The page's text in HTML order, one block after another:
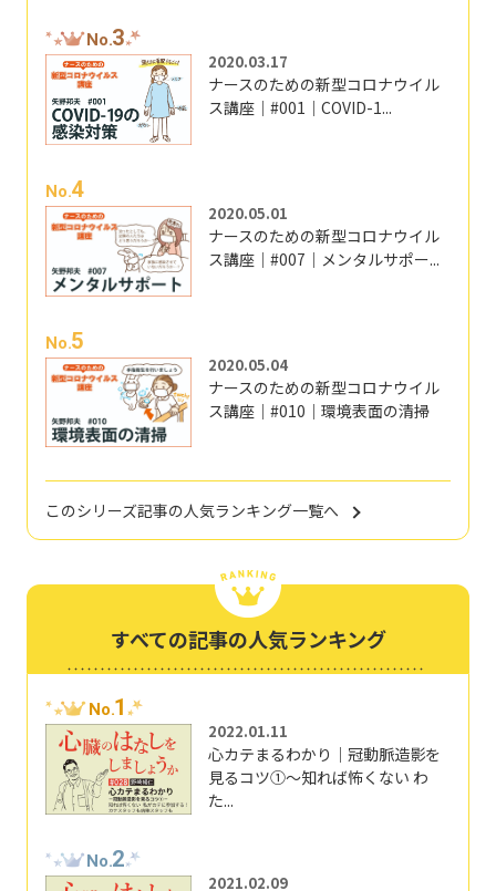
No.3
2020.03.17
ナースのための新型コロナウイル
ス講座｜#001｜COVID-1...
No.4
2020.05.01
ナースのための新型コロナウイル
ス講座｜#007｜メンタルサポー...
No.5
2020.05.04
ナースのための新型コロナウイル
ス講座｜#010｜環境表面の清掃
このシリーズ記事の人気ランキング一覧へ
すべての記事の人気ランキング
No.1
2022.01.11
心カテまるわかり｜冠動脈造影を
見るコツ①～知れば怖くない わ
た...
No.2
2021.02.09